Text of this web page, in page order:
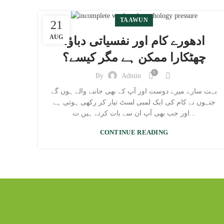
21
AUG
TAAWUN
ادھورے کام اور نفسیاتی دباؤ،
چھٹکارا ممکن ہے مگر کیسے؟
By Admin 0
بہت سارے میرے دوست اور آپ کے بھی جاننے والے ہوں گے
جنہوں نے کام کی ایک لمبی لسٹ تیار کر رکھی ہوتی ہے
CONTINUE READING